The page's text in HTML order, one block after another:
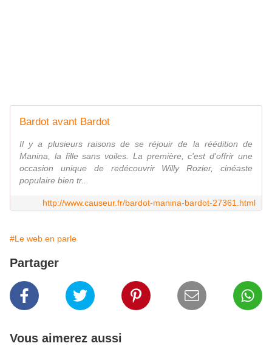
Bardot avant Bardot
Il y a plusieurs raisons de se réjouir de la réédition de
Manina, la fille sans voiles. La première, c'est d'offrir une
occasion unique de redécouvrir Willy Rozier, cinéaste
populaire bien tr...
http://www.causeur.fr/bardot-manina-bardot-27361.html
#Le web en parle
Partager
Vous aimerez aussi